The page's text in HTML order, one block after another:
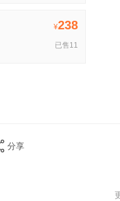
¥238
已售11
分享